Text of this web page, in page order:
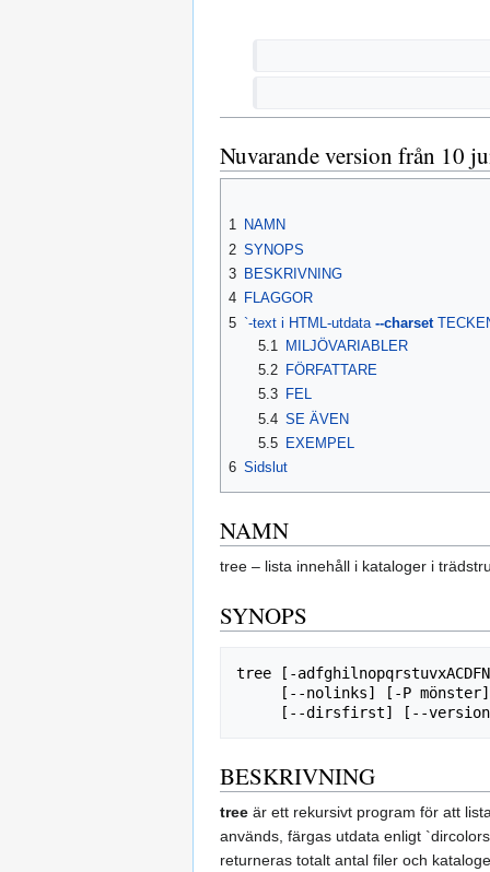
Nuvarande version från 10
1 NAMN
2 SYNOPS
3 BESKRIVNING
4 FLAGGOR
5 `-text i HTML-utdata --charset
5.1
MILJÖVARIABLER
5.2
FÖRFATTARE
5.3
FEL
5.4 SE ÄVEN
5.5
EXEMPEL
6 Sidslut
NAMN
tree – lista innehåll i kataloger i
SYNOPS
tree [-
BESKRIVNING
tree är ett rekursivt program för att
används, färgas utdata enligt
returneras totalt antal filer och